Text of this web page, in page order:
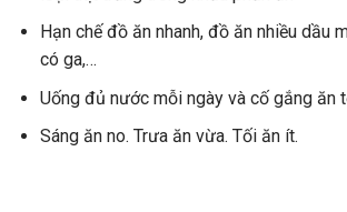
Hạn chế đồ ăn nhanh, đồ ăn nhiều dầu
có ga,…
Uống đủ nước mỗi ngày và cố gắng ăn
Sáng ăn no. Trưa ăn vừa. Tối ăn ít.